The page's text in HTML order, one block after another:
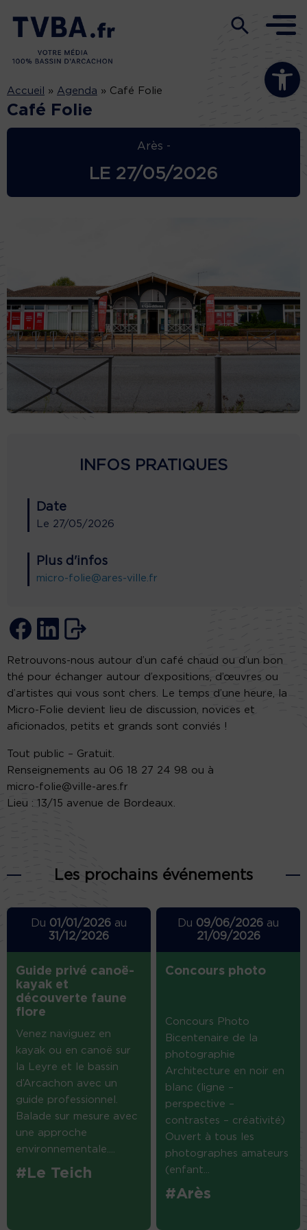
Ouvrir la
Accueil » Agenda » Café Folie
Café Folie
Arès -
LE 27/05/2026
INFOS PRATIQUES
Date
Le 27/05/2026
Plus d'infos
micro-folie@ares-ville.fr
Retrouvons-nous autour d’un café chaud ou d’un bon
thé pour échanger autour d’expositions, d’œuvres ou
d’artistes qui vous sont chers. Le temps d’une heure, la
Micro-Folie devient lieu de discussion, novices et
aficionados, petits et grands sont conviés !
Tout public – Gratuit.
Renseignements au 06 18 27 24 98 ou à
micro-folie@ville-ares.fr
Lieu : 13/15 avenue de Bordeaux.
Les prochains événements
Du 01/01/2026au
31/12/2026
Guide privé canoë-
kayak et
découverte faune
flore
Venez naviguez en
kayak ou en canoë sur
la Leyre et le bassin
d’Arcachon avec un
guide professionnel.
Balade sur mesure avec
une approche
environnementale....
#Le Teich
Du 09/06/2026 au
21/09/2026
Concours photo
Concours Photo
Bicentenaire de la
photographie
Architecture en noir en
blanc (ligne –
perspective –
contrastes – créativité)
Ouvert à tous les
photographes amateurs
(enfant...
#Arès